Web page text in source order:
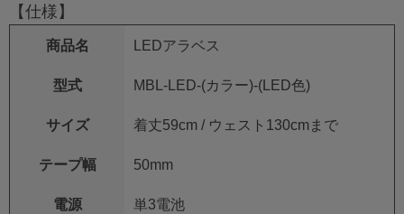
【仕様】
商品名 LEDアラベス
型式 MBL-LED-(カラー)-(LED色)
サイズ 着丈59cm / ウェスト130cmまで
テープ幅 50mm
電源
単3電池